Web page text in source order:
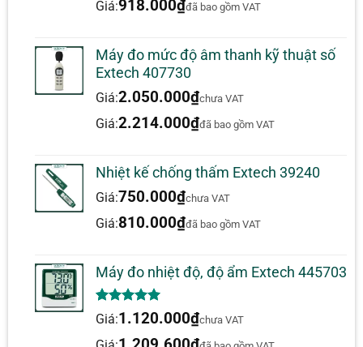
Giá:918.000₫đã bao gồm VAT
Máy đo mức độ âm thanh kỹ thuật số
Extech 407730
Giá:2.050.000₫chưa VAT
Giá:2.214.000₫đã bao gồm VAT
Nhiệt kế chống thấm Extech 39240
Giá:750.000₫chưa VAT
Giá:810.000₫đã bao gồm VAT
Máy đo nhiệt độ, độ ẩm Extech 445703
5.00trên 5
dựa trên
1
đánh giá
Giá:1.120.000₫chưa VAT